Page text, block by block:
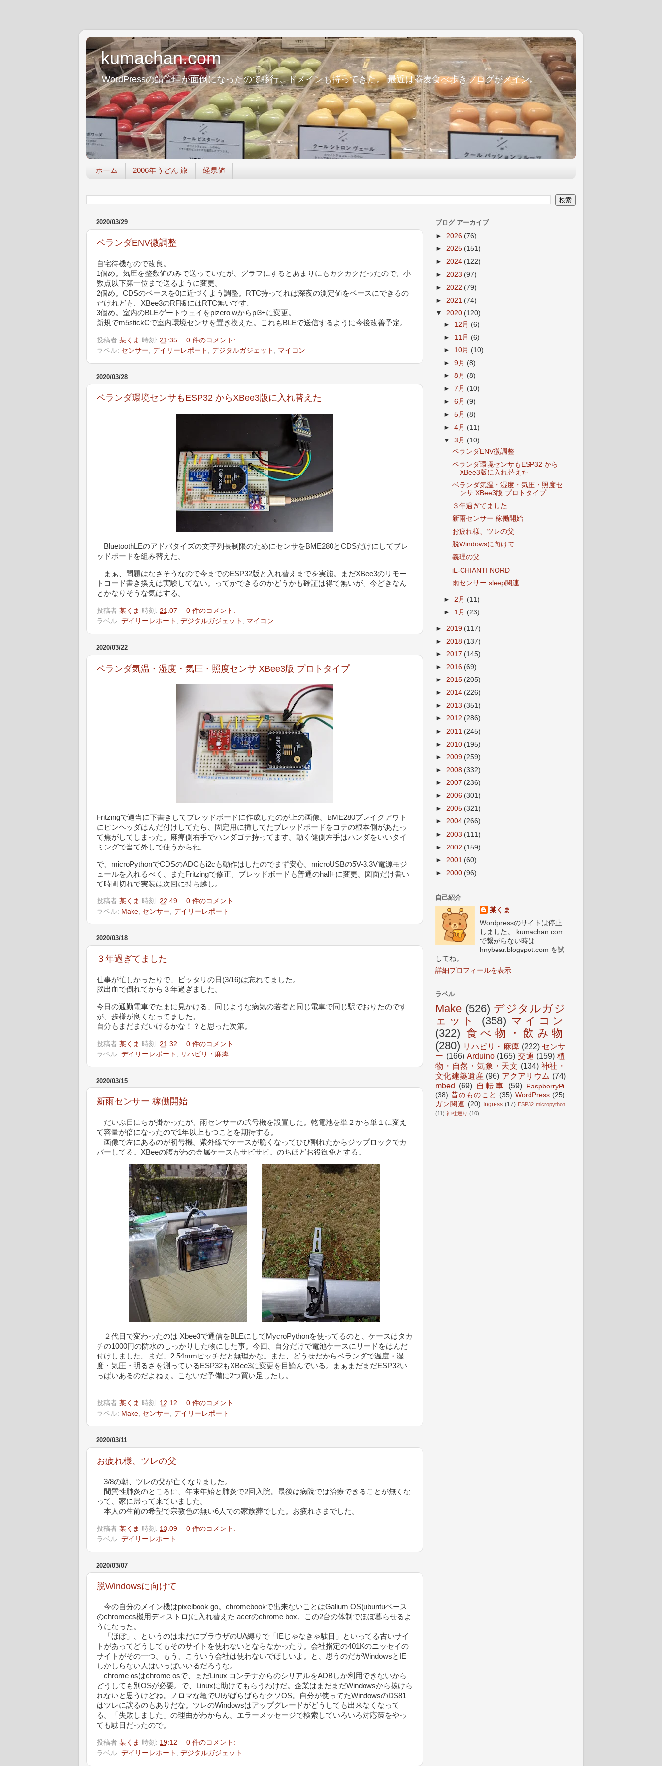
kumachan.com
WordPressの鯖管理が面倒になったので移行。ドメインも持ってきた。 最近は蕎麦食べ歩きブログがメイン。
ホーム 2006年うどん 旅 経県値
2020/03/29
ベランダENV微調整
自宅待機なので改良。
1個め。気圧を整数値のみで送っていたが、グラフにするとあまりにもカクカクだったので、小
数点以下第一位まで送るように変更。
2個め。CDSのベースを0に近づくよう調整。RTC持ってれば深夜の測定値をベースにできるの
だけれども、XBee3のRF版にはRTC無いです。
3個め。室内のBLEゲートウェイをpizero wからpi3+に変更。
新規でm5stickCで室内環境センサを置き換えた。これもBLEで送信するように今後改善予定。
投稿者 某くま 時刻: 21:35
0 件のコメント:
ラベル: センサー デイリーレポート デジタルガジェット マイコン
2020/03/28
ベランダ環境センサもESP32 からXBee3版に入れ替えた
BluetoothLEのアドバタイズの文字列長制限のためにセンサをBME280とCDSだけにしてブレ
ッドボードを組み替えた。
まぁ、問題はなさそうなので今までのESP32版と入れ替えまでを実施。まだXBee3のリモー
トコード書き換えは実験してない。ってかできるのかどうかも確証は得て無いが、今どきなん
とかなりそうな気はする。
投稿者 某くま 時刻: 21:07
0 件のコメント:
ラベル: デイリーレポート , デジタルガジェット , マイコン
2020/03/22
ベランダ気温・湿度・気圧・照度センサ XBee3版 プロトタイプ
Fritzingで適当に下書きしてブレッドボードに作成したのが上の画像。BME280ブレイクアウト
にピンヘッダはんだ付けしてたら、固定用に挿してたブレッドボードをコテの根本側があたっ
て焦がしてしまった。麻痺側右手でハンダゴテ持ってます。動く健側左手はハンダをいいタイ
ミングで当て外しで使うからね。
で、microPythonでCDSのADCもi2cも動作はしたのでまず安心。microUSBの5V-3.3V電源モジ
ュールを入れるべく、またFritzingで修正。ブレッドボードも普通のhalf+に変更。図面だけ書い
て時間切れで実装は次回に持ち越し。
投稿者 某くま 時刻: 22:49
0 件のコメント:
ラベル: Make, センサー, デイリーレポート
2020/03/18
３年過ぎてました
仕事が忙しかったりで、ピッタリの日(3/16)は忘れてました。
脳出血で倒れてから３年過ぎました。
今日の通勤電車でたまに見かける、同じような病気の若者と同じ電車で同じ駅でおりたのです
が、歩様が良くなってました。
自分もまだまだいけるかな！？と思った次第。
投稿者 某くま 時刻: 21:32
0 件のコメント:
ラベル: デイリーレポート リハビリ・麻痺
2020/03/15
新雨センサー 稼働開始
だいぶ日にちが掛かったが、雨センサーの弐号機を設置した。乾電池を単２から単１に変え
て容量が倍になったので1年以上もつことを期待する。
画像で左にあるのが初号機。紫外線でケースが脆くなってひび割れたからジップロックでカ
バーしてる。XBeeの腹がわの金属ケースもサビサビ。のちほどお役御免とする。
２代目で変わったのは Xbee3で通信をBLEにしてMycroPythonを使ってるのと、ケースはタカ
チの1000円の防水のしっかりした物にした事。今回、自分だけで電池ケースにリードをはんだ
付けしました。まだ、2.54mmピッチだと無理かな。また、どうせだからベランダで温度・湿
度・気圧・明るさを測っているESP32もXBee3に変更を目論んでいる。まぁまだまだESP32い
っぱいあるのだよねぇ。こないだ予備に2つ買い足したし。
投稿者 某くま 時刻: 12:12
0 件のコメント:
ラベル: Make, センサー, デイリーレポート
2020/03/11
お疲れ様、ツレの父
3/8の朝、ツレの父が亡くなりました。
間質性肺炎のところに、年末年始と肺炎で2回入院。最後は病院では治療できることが無くな
って、家に帰って来ていました。
本人の生前の希望で宗教色の無い6人での家族葬でした。お疲れさまでした。
投稿者 某くま 時刻: 13:09
0 件のコメント:
ラベル: デイリーレポート
2020/03/07
脱Windowsに向けて
今の自分のメイン機はpixelbook go。chromebookで出来ないことはGalium OS(ubuntuベース
のchromeos機用ディストロ)に入れ替えた acerのchrome box。この2台の体制でほぼ暮らせるよ
うになった。
「ほぼ」、というのは未だにブラウザのUA縛りで「IEじゃなきゃ駄目」といってる古いサイ
トがあってどうしてもそのサイトを使わないとならなかったり。会社指定の401Kのニッセイの
サイトがその一つ。もう、こういう会社は使わないでほしいよ。と、思うのだがWindowsとIE
しかしらない人はいっぱいいるだろうな。
chrome osはchrome osで、まだLinux コンテナからのシリアルをADBしか利用できないから
どうしても別OSが必要。で、Linuxに助けてもらうわけだ。企業はまだまだWindowsから抜けら
れないと思うけどね。ノロマな亀でUIがばらばらなクソOS。自分が使ってたWindowsのDS81
はツレに譲るのもありだな。ツレのWindowsはアップグレードがどうしても出来なくなって
る。「失敗しました」の理由がわからん。エラーメッセージで検索していろいろ対応策をやっ
ても駄目だったので。
投稿者 某くま 時刻: 19:12
0 件のコメント:
ラベル: デイリーレポート , デジタルガジェット
ブログ アーカイブ
► 2026 (76)
► 2025 (151)
► 2024 (122)
► 2023 (97)
► 2022 (79)
► 2021 (74)
▼ 2020 (120)
► 12月 (6)
► 11月 (6)
► 10月 (10)
►9月 (8)
►8月 (8)
►7月 (10)
►6月 (9)
►5月 (8)
►4月 (11)
▼3月 (10)
ベランダENV微調整
ベランダ環境センサもESP32 から
XBee3版に入れ替えた
ベランダ気温・湿度・気圧・照度セ
ンサ XBee3版 プロトタイプ
３年過ぎてました
新雨センサー 稼働開始
お疲れ様、ツレの父
脱Windowsに向けて
義理の父
iL-CHIANTI NORD
雨センサー sleep関連
► 2月 (11)
► 1月 (23)
► 2019 (117)
► 2018 (137)
► 2017 (145)
► 2016 (69)
► 2015 (205)
► 2014 (226)
► 2013 (351)
► 2012 (286)
► 2011 (245)
► 2010 (195)
► 2009 (259)
► 2008 (332)
► 2007 (236)
► 2006 (301)
► 2005 (321)
► 2004 (266)
► 2003 (111)
► 2002 (159)
► 2001 (60)
► 2000 (96)
自己紹介
某くま
Wordpressのサイトは停止
しました。 kumachan.com
で繋がらない時は
hnybear.blogspot.com を試
してね。
詳細プロフィールを表示
ラベル
Make (526) デジタルガジ
ェット
(358) マイコン
(322) 食べ物・飲み物
(280) リハビリ・麻痺 (222) センサ
ー (166) Arduino (165) 交通 (159) 植
物・自然・気象・天文 (134) 神社・
文化建築遺産 (96) アクアリウム (74)
mbed (69) 自転車 (59)
RaspberryPi
(38) 昔のものこと (35) WordPress (25)
ガン関連 (20) Ingress (17) ESP32 micropython
(11) 神社巡り (10)